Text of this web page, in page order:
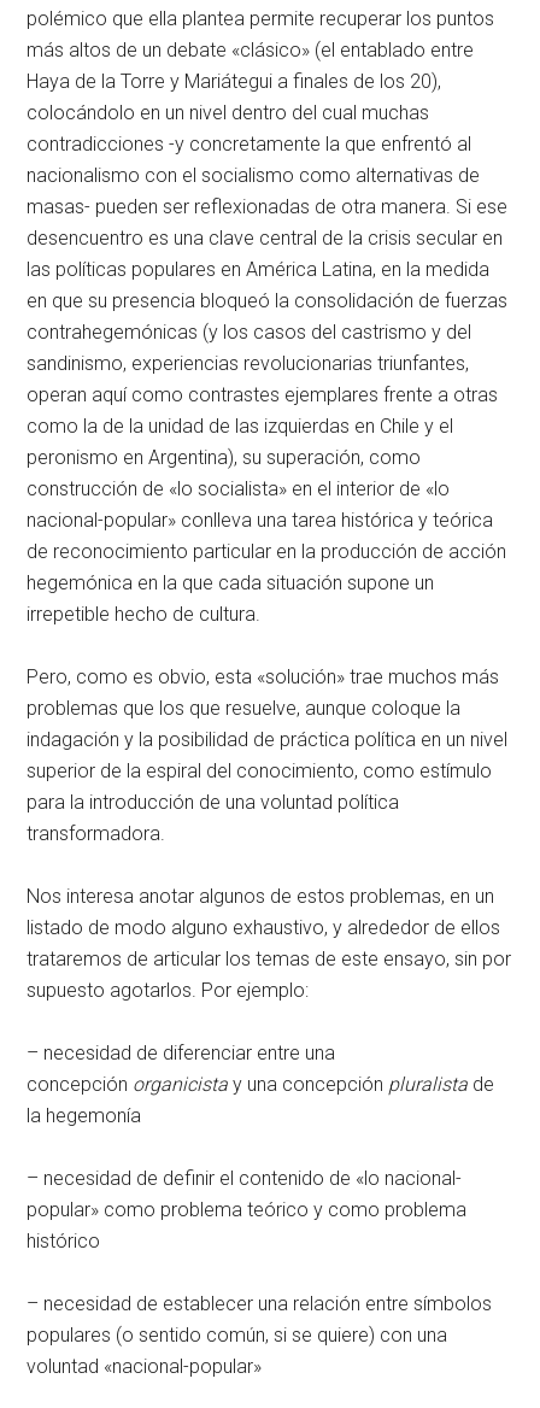
polémico que ella plantea permite recuperar los puntos
más altos de un debate «clásico» (el entablado entre
Haya de la Torre y Mariátegui a finales de los 20),
colocándolo en un nivel dentro del cual muchas
contradicciones -y concretamente la que enfrentó al
nacionalismo con el socialismo como alternativas de
masas- pueden ser reflexionadas de otra manera. Si ese
desencuentro es una clave central de la crisis secular en
las políticas populares en América Latina, en la medida
en que su presencia bloqueó la consolidación de fuerzas
contrahegemónicas (y los casos del castrismo y del
sandinismo, experiencias revolucionarias triunfantes,
operan aquí como contrastes ejemplares frente a otras
como la de la unidad de las izquierdas en Chile y el
peronismo en Argentina), su superación, como
construcción de «lo socialista» en el interior de «lo
nacional-popular» conlleva una tarea histórica y teórica
de reconocimiento particular en la producción de acción
hegemónica en la que cada situación supone un
irrepetible hecho de cultura.
Pero, como es obvio, esta «solución» trae muchos más
problemas que los que resuelve, aunque coloque la
indagación y la posibilidad de práctica política en un nivel
superior de la espiral del conocimiento, como estímulo
para la introducción de una voluntad política
transformadora.
Nos interesa anotar algunos de estos problemas, en un
listado de modo alguno exhaustivo, y alrededor de ellos
trataremos de articular los temas de este ensayo, sin por
supuesto agotarlos. Por ejemplo:
– necesidad de diferenciar entre una
concepción organicista y una concepción pluralista de
la hegemonía
– necesidad de definir el contenido de «lo nacional-
popular» como problema teórico y como problema
histórico
– necesidad de establecer una relación entre símbolos
populares (o sentido común, si se quiere) con una
voluntad «nacional-popular»